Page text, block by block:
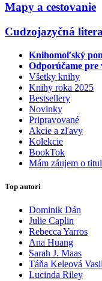
Mapy a cestovanie
Cudzojazyčná
Knihomoľský
Odporúčame pre
Všetky knihy
Knihy roka 2025
Bestsellery
Novinky
Pripravované
Akcie a zľavy
Kolekcie
BookTok
Mám záujem o titul
Top autori
Dominik Dán
Julie Caplin
Rebecca Yarros
Ana Huang
Sarah J. Maas
Táňa Keleová
Lucinda Riley